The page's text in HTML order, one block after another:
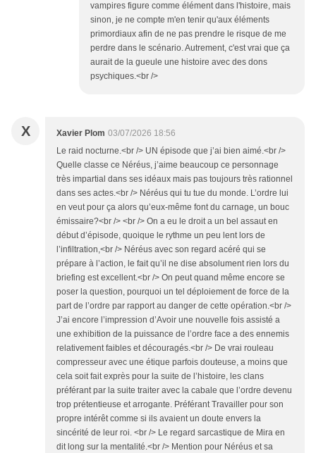
vampires figure comme élément dans l'histoire, mais
sinon, je ne compte m'en tenir qu'aux éléments
primordiaux afin de ne pas prendre le risque de me
perdre dans le scénario. Autrement, c'est vrai que ça
aurait de la gueule une histoire avec des dons
psychiques.<br />
X Xavier Plom 03/07/2026 18:56
Le raid nocturne.<br /> UN épisode que j’ai bien aimé.<br />
Quelle classe ce Néréus, j’aime beaucoup ce personnage
très impartial dans ses idéaux mais pas toujours très rationnel
dans ses actes.<br /> Néréus qui tu tue du monde. L’ordre lui
en veut pour ça alors qu’eux-même font du carnage, un bouc
émissaire?<br /> <br /> On a eu le droit a un bel assaut en
début d’épisode, quoique le rythme un peu lent lors de
l’infiltration,<br /> Néréus avec son regard acéré qui se
prépare à l’action, le fait qu’il ne dise absolument rien lors du
briefing est excellent.<br /> On peut quand même encore se
poser la question, pourquoi un tel déploiement de force de la
part de l’ordre par rapport au danger de cette opération.<br />
J’ai encore l’impression d’Avoir une nouvelle fois assisté a
une exhibition de la puissance de l’ordre face a des ennemis
relativement faibles et découragés.<br /> De vrai rouleau
compresseur avec une étique parfois douteuse, a moins que
cela soit fait exprès pour la suite de l’histoire, les clans
préférant par la suite traiter avec la cabale que l’ordre devenu
trop prétentieuse et arrogante. Préférant Travailler pour son
propre intérêt comme si ils avaient un doute envers la
sincérité de leur roi. <br /> Le regard sarcastique de Mira en
dit long sur la mentalité.<br /> Mention pour Néréus et sa